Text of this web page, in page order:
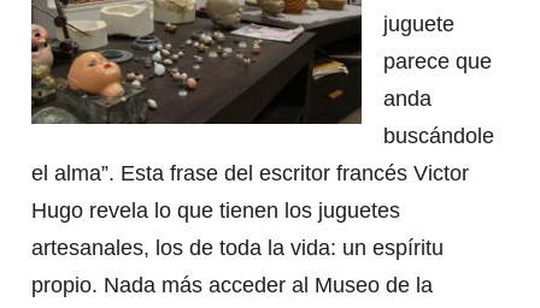
juguete
parece que
anda
buscándole
el alma”. Esta frase del escritor francés Victor
Hugo revela lo que tienen los juguetes
artesanales, los de toda la vida: un espíritu
propio. Nada más acceder al Museo de la